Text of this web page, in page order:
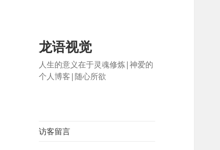
龙语视觉
人生的意义在于灵魂修炼|神爱的
个人博客|随心所欲
访客留言